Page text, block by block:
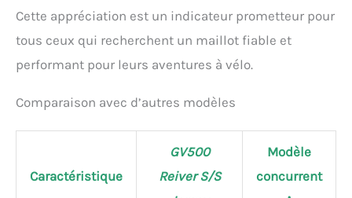
Cette appréciation est un indicateur prometteur pour
tous ceux qui recherchent un maillot fiable et
performant pour leurs aventures à vélo.
Comparaison avec d’autres modèles
Caractéristique
GV500
Reiver S/S
Modèle
concurrent